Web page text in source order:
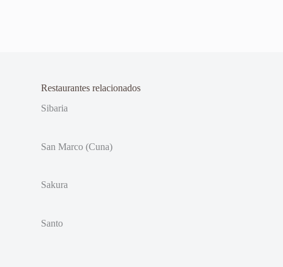
Restaurantes relacionados
Sibaria
San Marco (Cuna)
Sakura
Santo